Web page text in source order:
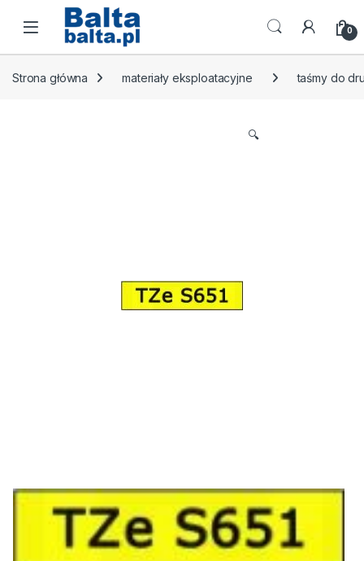
Skip to navigation
Skip to content
Open 0
Strona główna materiały eksploatacyjne taśmy do
🔍